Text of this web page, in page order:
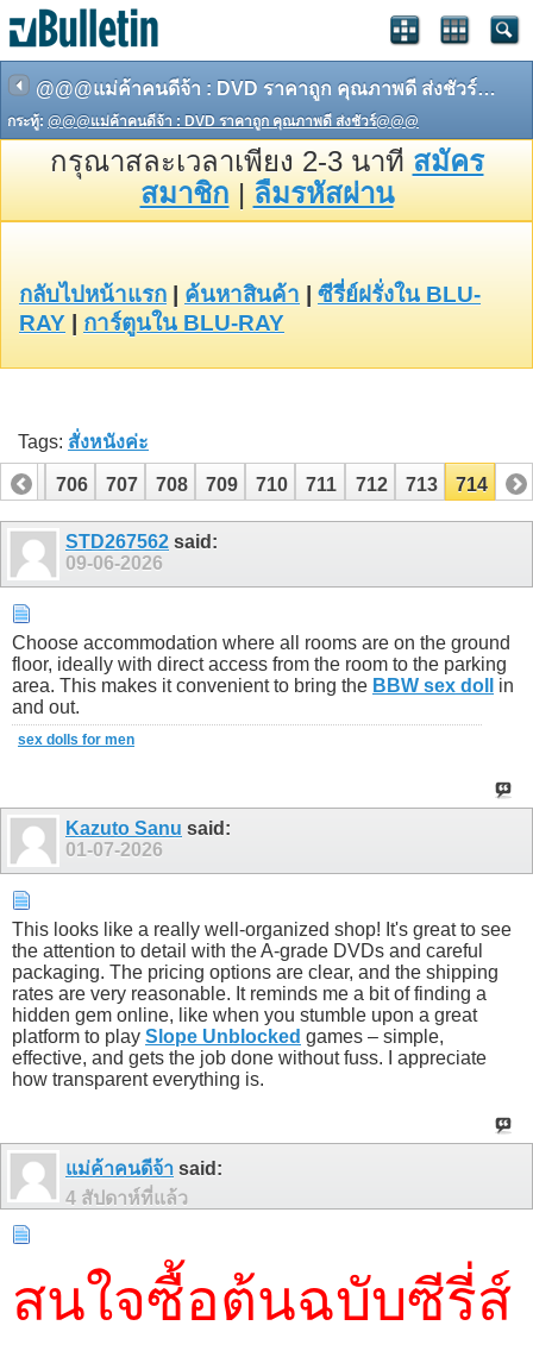
@@@แม่ค้าคนดีจ้า : DVD ราคาถูก คุณภาพดี ส่งชัวร์@@@
กระทู้: @@@แม่ค้าคนดีจ้า : DVD ราคาถูก คุณภาพดี ส่งชัวร์@@@
กรุณาสละเวลาเพียง 2-3 นาที สมัคร
สมาชิก | ลืมรหัสผ่าน
กลับไปหน้าแรก ค้นหาสินค้า
ซีรี่ย์ฝรั่งใน BLU-
RAY
การ์ตูนใน BLU-RAY
Tags: สั่งหนังค่ะ
705 706 707 708 709 710 711 712 713 714
STD267562 said:
09-06-2026
Choose accommodation where all rooms are on the ground
floor, ideally with direct access from the room to the parking
area. This makes it convenient to bring the BBW sex doll
in
and out.
sex dolls for men
Kazuto Sanu said:
01-07-2026
This looks like a really well-organized shop! It's great to see
the attention to detail with the A-grade DVDs and careful
packaging. The pricing options are clear, and the shipping
rates are very reasonable. It reminds me a bit of finding a
hidden gem online, like when you stumble upon a great
platform to play Slope Unblocked games – simple,
effective, and gets the job done without fuss. I appreciate
how transparent everything is.
แม่ค้าคนดีจ้า said:
4 สัปดาห์ที่แล้ว
สนใจซื้อต้นฉบับซีรี่ส์